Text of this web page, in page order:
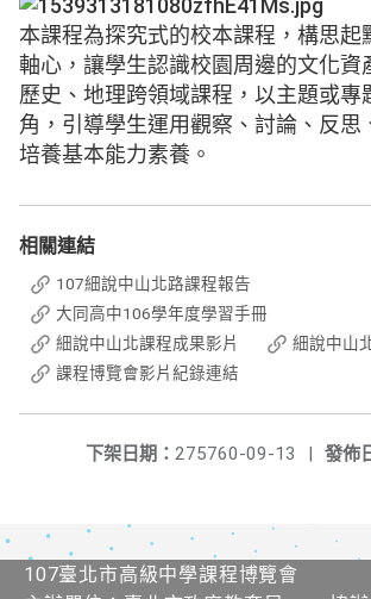
本課程為探究式的校本課程，構思起
軸心，讓學生認識校園周邊的文化資
歷史、地理跨領域課程，以主題或專
角，引導學生運用觀察、討論、反思
培養基本能力素養。
相關連結
107細說中山北路課程報告
大同高中106學年度學習手冊
細說中山北課程成果影片
細說中山
課程博覽會影片紀錄連結
發佈
下架日期： 275760-09-13
|
107臺北市高級中學課程博覽會